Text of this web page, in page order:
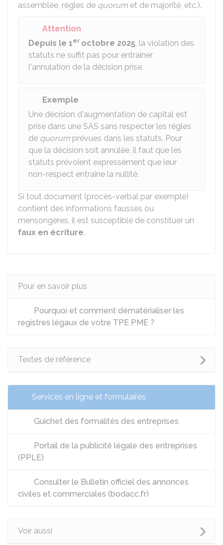
assemblée, règles de quorum et de majorité, etc.).
Attention
Depuis le 1er octobre 2025, la violation des
statuts ne suffit pas pour entrainer
l'annulation de la décision prise.
Exemple
Une décision d'augmentation de capital est
prise dans une SAS sans respecter les règles
de quorum prévues dans les statuts. Pour
que la décision soit annulée, il faut que les
statuts prévoient expressément que leur
non-respect entraîne la nullité.
Si tout document (procès-verbal par exemple)
contient des informations fausses ou
mensongères, il est susceptible de constituer un
faux en écriture.
Pour en savoir plus
Pourquoi et comment dématérialiser les
registres légaux de votre TPE PME ?
Textes de référence
Services en ligne et formulaires
Guichet des formalités des entreprises
Portail de la publicité légale des entreprises
(PPLE)
Consulter le Bulletin officiel des annonces
civiles et commerciales (bodacc.fr)
Voir aussi